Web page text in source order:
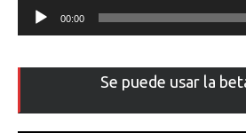
00:00
Se puede usar la